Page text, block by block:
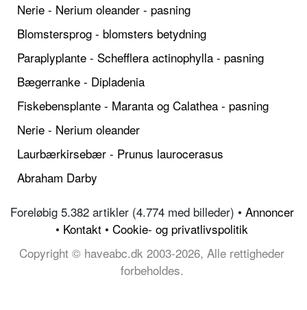
Nerie - Nerium oleander - pasning
Blomstersprog - blomsters betydning
Paraplyplante - Schefflera actinophylla - pasning
Bægerranke - Dipladenia
Fiskebensplante - Maranta og Calathea - pasning
Nerie - Nerium oleander
Laurbærkirsebær - Prunus laurocerasus
Abraham Darby
Foreløbig 5.382 artikler (4.774 med billeder) • Annoncer
• Kontakt • Cookie- og privatlivspolitik
Copyright © haveabc.dk 2003-2026, Alle rettigheder
forbeholdes.